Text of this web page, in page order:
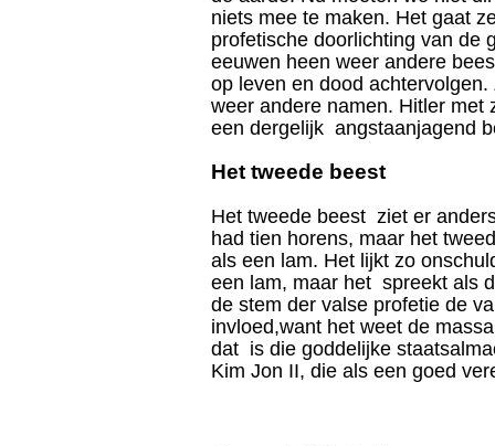
niets mee te maken. Het gaat
profetische doorlichting van de
eeuwen heen weer andere
op leven en dood
weer andere namen. Hitler met
een dergelijk angstaanjagend
Het tweede beest
Het tweede beest ziet er
had tien horens, maar het
als een lam. Het lijkt zo
een lam, maar het spreekt als
de stem der valse profetie de
invloed,want het weet de
dat is die goddelijke
Kim Jon II, die als een goed